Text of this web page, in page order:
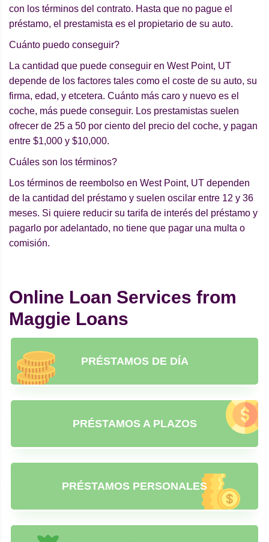
con los términos del contrato. Hasta que no pague el
préstamo, el prestamista es el propietario de su auto.
Cuánto puedo conseguir?
La cantidad que puede conseguir en West Point, UT
depende de los factores tales como el coste de su auto, su
firma, edad, y etcetera. Cuánto más caro y nuevo es el
coche, más puede conseguir. Los prestamistas suelen
ofrecer de 25 a 50 por ciento del precio del coche, y pagan
entre $1,000 y $10,000.
Cuáles son los términos?
Los términos de reembolso en West Point, UT dependen
de la cantidad del préstamo y suelen oscilar entre 12 y 36
meses. Si quiere reducir su tarifa de interés del préstamo y
pagarlo por adelantado, no tiene que pagar una multa o
comisión.
Online Loan Services from
Maggie Loans
PRÉSTAMOS DE DÍA
PRÉSTAMOS A PLAZOS
PRÉSTAMOS PERSONALES